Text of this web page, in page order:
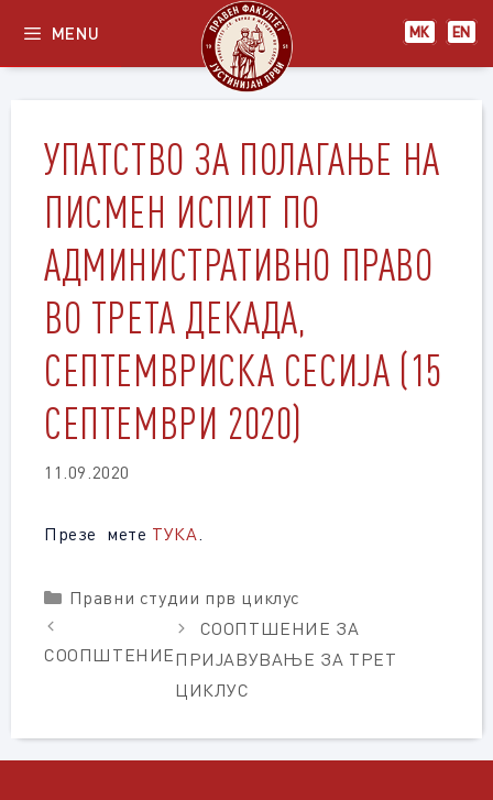
content
МК EN
MENU
УПАТСТВО ЗА ПОЛАГАЊЕ НА
ПИСМЕН ИСПИТ ПО
АДМИНИСТРАТИВНО ПРАВО
ВО ТРЕТА ДЕКАДА,
СЕПТЕМВРИСКА СЕСИЈА (15
СЕПТЕМВРИ 2020)
11.09.2020
Презе мете ТУКА.
Categories
Правни студии прв циклус
СООПШТЕНИЕ
СООПТШЕНИЕ ЗА
ПРИЈАВУВАЊЕ ЗА ТРЕТ
ЦИКЛУС